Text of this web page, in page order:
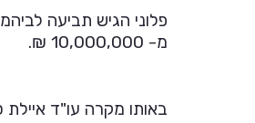
פלוני הגיש תביעה
מ- 10,000,000 ₪.